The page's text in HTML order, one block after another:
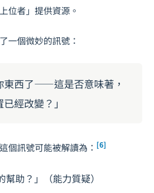
位者」提供資源。
一個微妙的訊號：
東西了——這是否意味著，
經改變？」
個訊號可能被解讀為： [6]
幫助？」（能力質疑）